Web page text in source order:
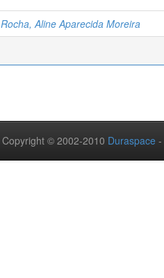
Rocha, Aline Aparecida Moreira
Copyright © 2002-2010 Duraspace -